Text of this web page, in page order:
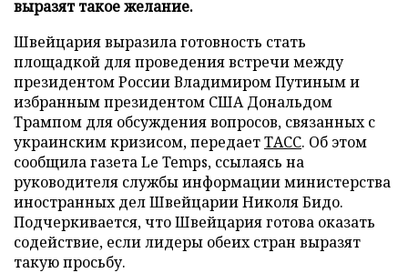
выразят такое желание.
Швейцария выразила готовность стать
площадкой для проведения встречи между
президентом России Владимиром Путиным и
избранным президентом США Дональдом
Трампом для обсуждения вопросов, связанных с
украинским кризисом, передаетТАСС. Об этом
сообщила газета Le Temps, ссылаясь на
руководителя службы информации министерства
иностранных дел Швейцарии Николя Бидо.
Подчеркивается, что Швейцария готова оказать
содействие, если лидеры обеих стран выразят
такую просьбу.